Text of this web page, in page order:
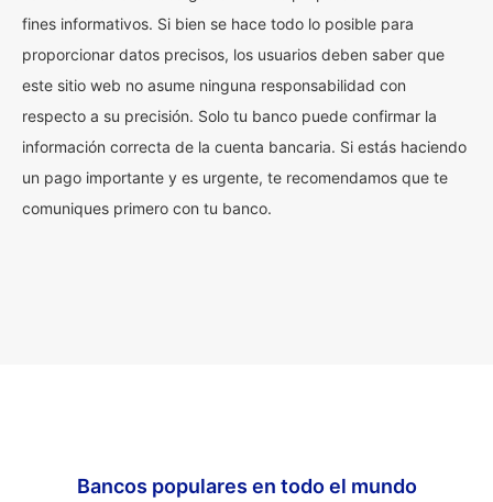
fines informativos. Si bien se hace todo lo posible para
proporcionar datos precisos, los usuarios deben saber que
este sitio web no asume ninguna responsabilidad con
respecto a su precisión. Solo tu banco puede confirmar la
información correcta de la cuenta bancaria. Si estás haciendo
un pago importante y es urgente, te recomendamos que te
comuniques primero con tu banco.
Bancos populares en todo el mundo